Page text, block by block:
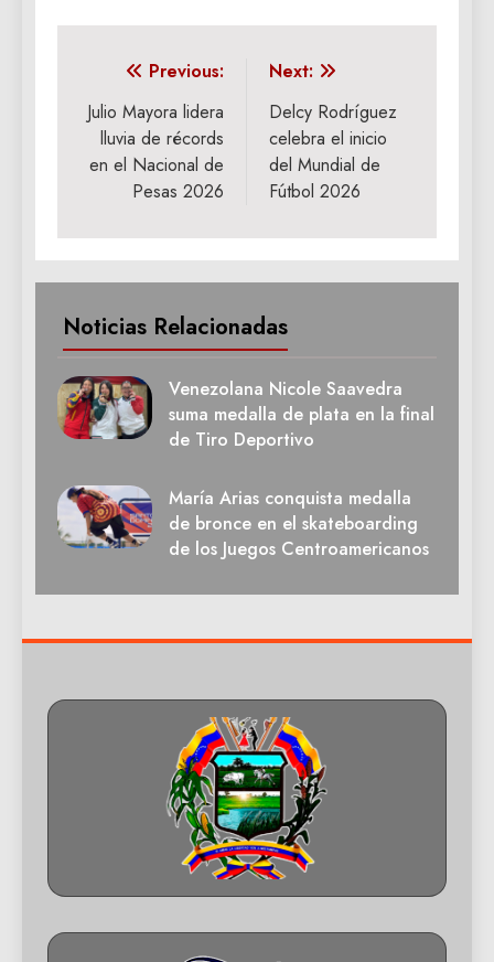
Navegación
de
entradas
Previous:
Julio Mayora lidera
lluvia de récords
en el Nacional de
Pesas 2026
Next:
Delcy Rodríguez
celebra el inicio
del Mundial de
Fútbol 2026
Noticias Relacionadas
Venezolana Nicole Saavedra
suma medalla de plata en la final
de Tiro Deportivo
María Arias conquista medalla
de bronce en el skateboarding
de los Juegos Centroamericanos